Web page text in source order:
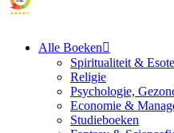
Alle Boeken
Spiritualiteit &
Religie
Psychologie,
Economie &
Studieboeken